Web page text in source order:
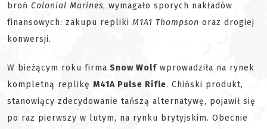
broń Colonial Marines, wymagało sporych nakładów
finansowych: zakupu repliki M1A1 Thompson oraz drogiej
konwersji.
W bieżącym roku firma Snow Wolf wprowadziła na rynek
kompletną replikę M41A Pulse Rifle. Chiński produkt,
stanowiący zdecydowanie tańszą alternatywę, pojawił się
po raz pierwszy w lutym, na rynku brytyjskim. Obecnie